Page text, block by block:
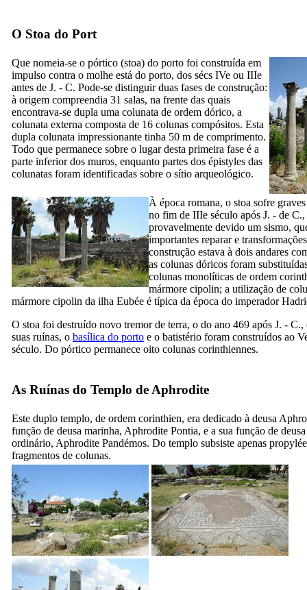
O Stoa do Port
Que nomeia-se o pórtico (stoa) do porto foi construída em
impulso contra o molhe está do porto, dos sécs IVe ou IIIe
antes de J. - C. Pode-se distinguir duas fases de construção:
à origem compreendia 31 salas, na frente das quais
encontrava-se dupla uma colunata de ordem dórico, a
colunata externa composta de 16 colunas compósitos. Esta
dupla colunata impressionante tinha 50 m de comprimento.
Todo que permanece sobre o lugar desta primeira fase é a
parte inferior dos muros, enquanto partes dos épistyles das
colunatas foram identificadas sobre o sítio arqueológico.
À época romana, o stoa sofre
no fim de IIIe século após J. - de C.,
provavelmente devido um sismo,
importantes reparar e
construção estava à dois andares
as colunas dóricos foram
colunas monolíticas de ordem
mármore cipolin; a utilização de
mármore cipolin da ilha Eubée é típica da época do imperador
O stoa foi destruído novo tremor de terra, o do ano 469 após J. - C.,
suas ruínas, o basílica do porto e o batistério foram construídos ao
século. Do pórtico permanece oito colunas corinthiennes.
As Ruínas do Templo de Aphrodite
Este duplo templo, de ordem corinthien, era dedicado à deusa
função de deusa marinha, Aphrodite Pontia, e a sua função de
ordinário, Aphrodite Pandémos. Do templo subsiste apenas
fragmentos de colunas.